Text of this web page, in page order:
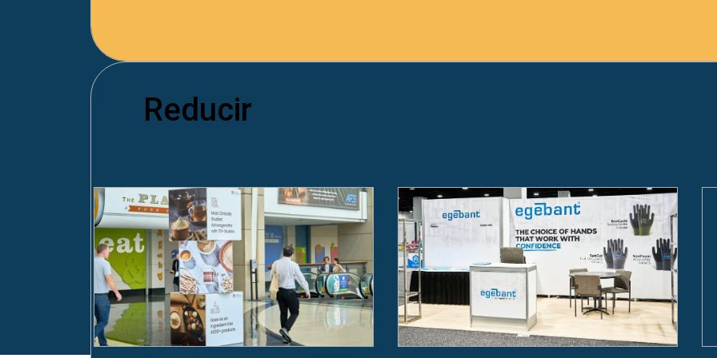
Reducir
Ofreciendo opciones eficientes en el uso de los recursos, como las que se